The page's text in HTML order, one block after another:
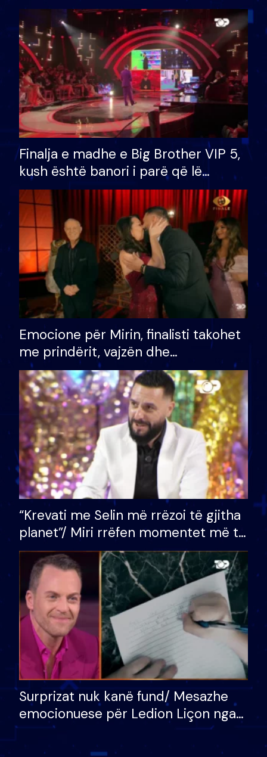
Finalja e madhe e Big Brother VIP 5,
kush është banori i parë që lë
shtëpinë dhe humb mundësinë për
të fituar çmimin e madh
Emocione për Mirin, finalisti takohet
me prindërit, vajzën dhe
bashkëshorten: S’kemi ndonjë letër
divorci apo jo?
“Krevati me Selin më rrëzoi të gjitha
planet”/ Miri rrëfen momentet më të
bukura në shtëpinë e BB VIP: Do më
mungojë zilja e mëngjesit kur…
Surprizat nuk kanë fund/ Mesazhe
emocionuese për Ledion Liçon nga
nëna dhe fëmijët e tij, moderatori
nuk i mban dot lotët: Nuk meritoj…